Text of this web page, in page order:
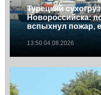
Турецкий
Новороссийска:
вспыхнул пожар,
13:50 04.08.2026